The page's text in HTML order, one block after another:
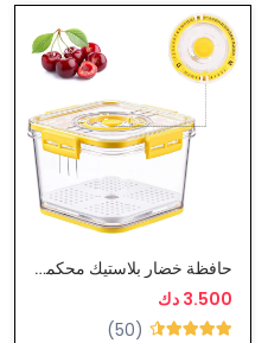
حافظة خضار بلاستيك محكمة الاغلاق
3.500 دك
(50)